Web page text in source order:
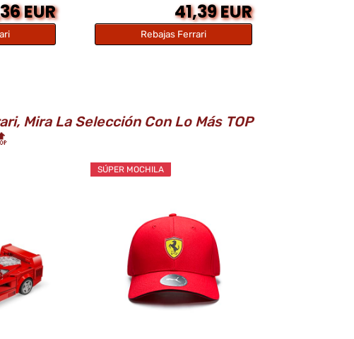
EUR 41,39 EUR
Rebajas Ferrari
Mira La Selección Con Lo Más TOP
SÚPER MOCHILA